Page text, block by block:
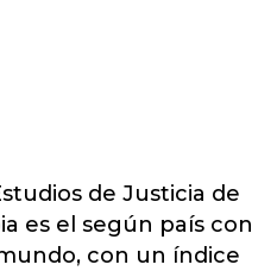
de Justicia de
es el según país con
con un índice